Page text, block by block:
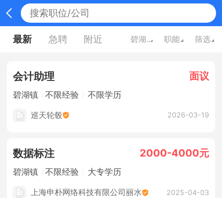
最新 急聘 附近 碧湖镇 职能 筛选
会计助理 面议
碧湖镇 不限经验 不限学历
巡天轮毂 2026-03-19
数据标注 2000-4000元
碧湖镇 不限经验 大专学历
上海申朴网络科技有限公司丽水 2025-04-03